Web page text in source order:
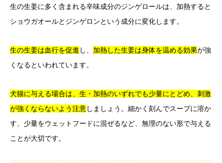
生の生姜に多く含まれる辛味成分のジンゲロールは、加熱すると
ショウガオールとジンゲロンという成分に変化します。
生の生姜は血行を促進 し、 加熱した生姜は身体を温める効果が強
くなるといわれています。
犬猫に与える場合は、生・加熱のいずれでも少量にとどめ、刺激
が強くならないよう注意しましょう。細かく刻んでスープに溶か
す、少量をウェットフードに混ぜるなど、無理のない形で与える
ことが大切です。